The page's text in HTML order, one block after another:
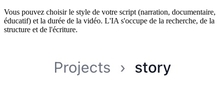
Vous pouvez choisir le style de votre script (narration, documentaire,
éducatif) et la durée de la vidéo. L'IA s'occupe de la recherche, de la
structure et de l'écriture.